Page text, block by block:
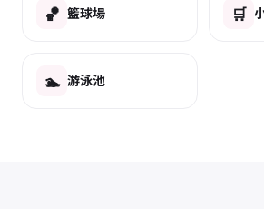
🏀 籃球場 🛒
🏊 游泳池